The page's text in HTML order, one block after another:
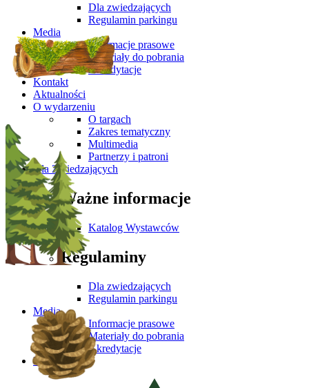
Dla zwiedzających
Regulamin parkingu
Media
Informacje prasowe
Materiały do pobrania
Akredytacje
Kontakt
Aktualności
O wydarzeniu
O targach
Zakres tematyczny
Multimedia
Partnerzy i patroni
Dla Zwiedzających
Ważne informacje
Katalog Wystawców
Regulaminy
Dla zwiedzających
Regulamin parkingu
Media
Informacje prasowe
Materiały do pobrania
Akredytacje
Kontakt